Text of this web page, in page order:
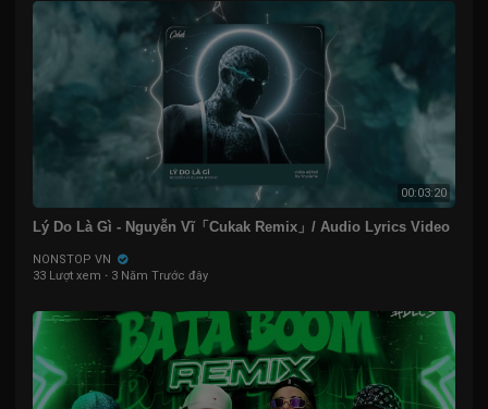
00:03:20
Lý Do Là Gì - Nguyễn Vĩ「Cukak Remix」/ Audio Lyrics Video
NONSTOP VN
33 Lượt xem · 3 Năm Trước đây